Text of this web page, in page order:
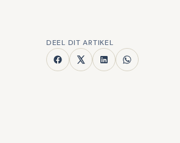
DEEL DIT ARTIKEL